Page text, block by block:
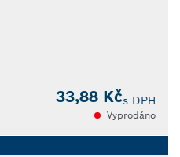
33,88 Kčs DPH
Vyprodáno